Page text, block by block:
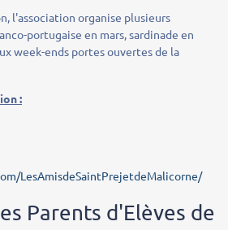
l'association organise plusieurs
portugaise en mars, sardinade en
week-ends portes ouvertes de la
:
LesAmisdeSaintPrejetdeMalicorne/
Parents d'Elèves de